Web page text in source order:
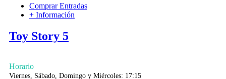
Comprar Entradas
+ Información
Toy Story 5
Horario
Viernes, Sábado, Domingo y Miércoles: 17:15